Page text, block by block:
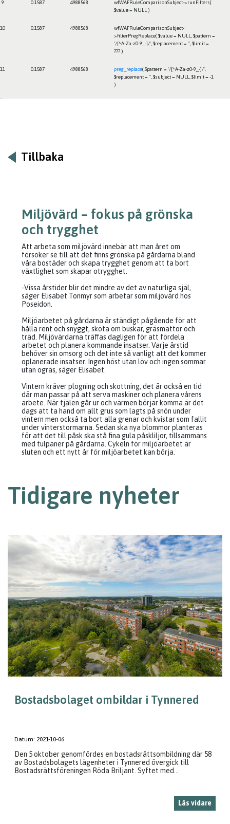
9 0.1587 4988568
wfWAFRuleComparisonSubject->runFilters(
$value = NULL )
10 0.1587 4988568
wfWAFRuleComparisonSubject-
>filterPregReplace($value = NULL
$pattern =
'/[^A-Za-z0-9_-]/' $replacement = '' $limit =
??? )
11 0.1587 4988568 preg_replace($pattern = '/[^A-Za-z0-9_-]/'
$replacement = '' $subject = NULL $limit = -1
)
Tillbaka
Miljövärd – fokus på grönska
och trygghet
Att arbeta som miljövärd innebär att man året om
försöker se till att det finns grönska på gårdarna bland
våra bostäder och skapa trygghet genom att ta bort
växtlighet som skapar otrygghet.
-Vissa årstider blir det mindre av det av naturliga själ,
säger Elisabet Tonmyr som arbetar som miljövärd hos
Poseidon.
Miljöarbetet på gårdarna är ständigt pågående för att
hålla rent och snyggt, sköta om buskar, gräsmattor och
träd. Miljövärdarna träffas dagligen för att fördela
arbetet och planera kommande insatser. Varje årstid
behöver sin omsorg och det inte så vanligt att det kommer
oplanerade insatser. Ingen höst utan löv och ingen sommar
utan ogräs, säger Elisabet.
Vintern kräver plogning och skottning, det är också en tid
där man passar på att serva maskiner och planera vårens
arbete. När tjälen går ur och värmen börjar komma är det
dags att ta hand om allt grus som lagts på snön under
vintern men också ta bort alla grenar och kvistar som fallit
under vinterstormarna. Sedan ska nya blommor planteras
för att det till påsk ska stå fina gula påskliljor, tillsammans
med tulpaner på gårdarna. Cykeln för miljöarbetet är
sluten och ett nytt år för miljöarbetet kan börja.
Tidigare nyheter
Bostadsbolaget ombildar i Tynnered
Datum: 2021-10-06
Den 5 oktober genomfördes en bostadsrättsombildning där 58
av Bostadsbolagets lägenheter i Tynnered övergick till
Bostadsrättsföreningen Röda Briljant. Syftet med...
Läs vidare